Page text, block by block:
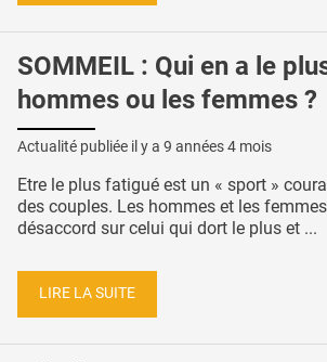
SOMMEIL : Qui en a le
hommes ou les femmes ?
Actualité publiée il y a 9 années 4 mois
Etre le plus fatigué est un « sport »
des couples. Les hommes et les
désaccord sur celui qui dort le plus et ...
LIRE LA SUITE